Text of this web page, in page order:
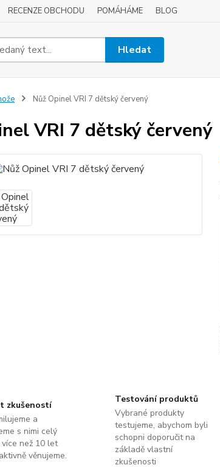
RECENZE OBCHODU POMÁHÁME BLOG
Hledat
Nůž Opinel VRI 7 dětský červený
VRI 7 dětský červený
zkušeností
a
s nimi celý
než 10 let
věnujeme.
Testování produktů
Vybrané produkty
testujeme, abychom byli
schopni doporučit na
základě vlastní
zkušenosti